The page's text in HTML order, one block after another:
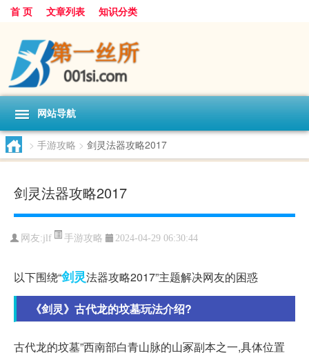
首 页 文章列表 知识分类
网站导航
> 手游攻略 > 剑灵法器攻略2017
剑灵法器攻略2017
网友:jlf 手游攻略 2024-04-29 06:30:44
以下围绕“剑灵法器攻略2017”主题解决网友的困惑
《剑灵》古代龙的坟墓玩法介绍?
古代龙的坟墓”西南部白青山脉的山冢副本之一,具体位置